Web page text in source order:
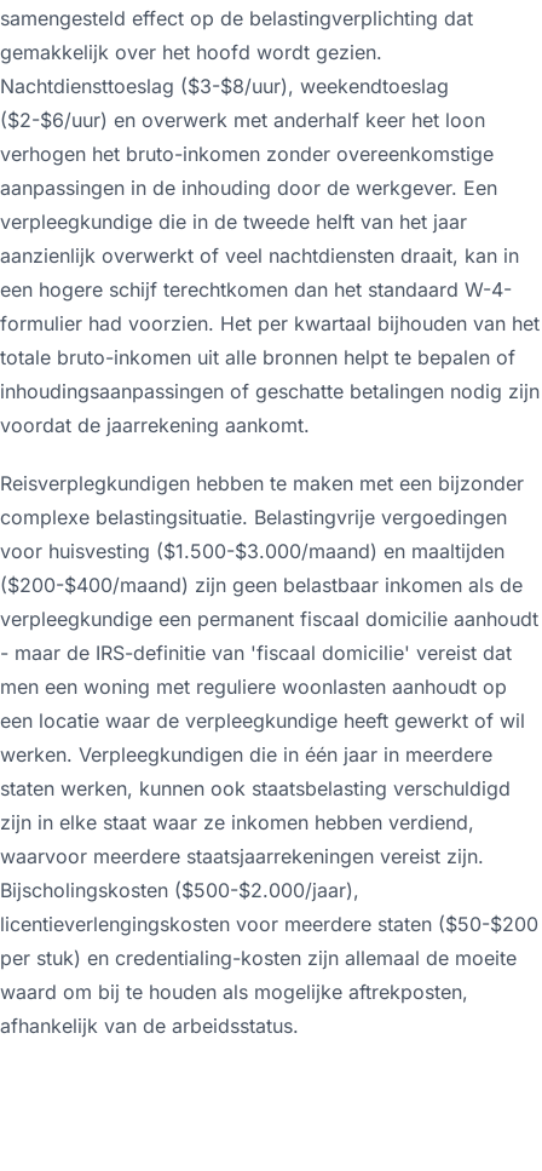
samengesteld effect op de belastingverplichting dat
gemakkelijk over het hoofd wordt gezien.
Nachtdiensttoeslag ($3-$8/uur), weekendtoeslag
($2-$6/uur) en overwerk met anderhalf keer het loon
verhogen het bruto-inkomen zonder overeenkomstige
aanpassingen in de inhouding door de werkgever. Een
verpleegkundige die in de tweede helft van het jaar
aanzienlijk overwerkt of veel nachtdiensten draait, kan in
een hogere schijf terechtkomen dan het standaard W-4-
formulier had voorzien. Het per kwartaal bijhouden van het
totale bruto-inkomen uit alle bronnen helpt te bepalen of
inhoudingsaanpassingen of geschatte betalingen nodig zijn
voordat de jaarrekening aankomt.
Reisverplegkundigen hebben te maken met een bijzonder
complexe belastingsituatie. Belastingvrije vergoedingen
voor huisvesting ($1.500-$3.000/maand) en maaltijden
($200-$400/maand) zijn geen belastbaar inkomen als de
verpleegkundige een permanent fiscaal domicilie aanhoudt
- maar de IRS-definitie van 'fiscaal domicilie' vereist dat
men een woning met reguliere woonlasten aanhoudt op
een locatie waar de verpleegkundige heeft gewerkt of wil
werken. Verpleegkundigen die in één jaar in meerdere
staten werken, kunnen ook staatsbelasting verschuldigd
zijn in elke staat waar ze inkomen hebben verdiend,
waarvoor meerdere staatsjaarrekeningen vereist zijn.
Bijscholingskosten ($500-$2.000/jaar),
licentieverlengingskosten voor meerdere staten ($50-$200
per stuk) en credentialing-kosten zijn allemaal de moeite
waard om bij te houden als mogelijke aftrekposten,
afhankelijk van de arbeidsstatus.